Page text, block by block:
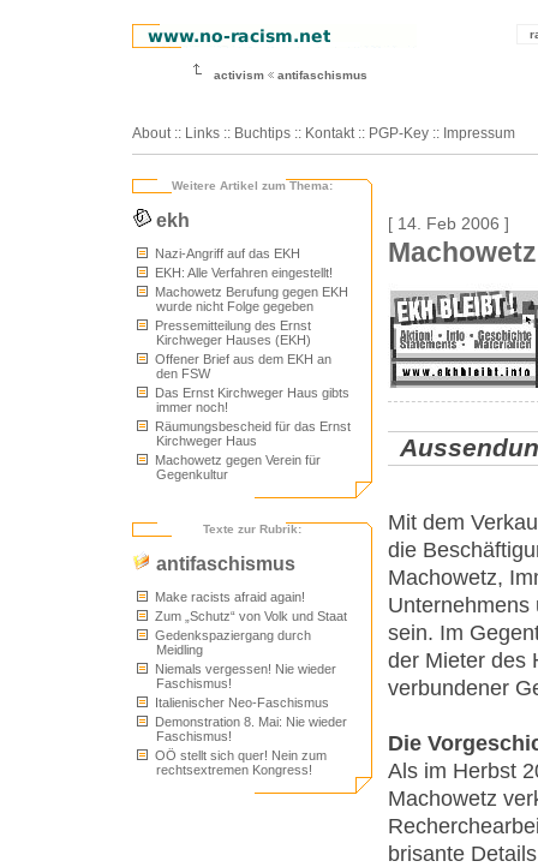
activism antifaschismus
About :: Links :: Buchtips :: Kontakt :: PGP-Key :: Impressum
Weitere Artikel zum Thema:
ekh
Nazi-Angriff auf das EKH
EKH: Alle Verfahren eingestellt!
Machowetz Berufung gegen EKH
wurde nicht Folge gegeben
Pressemitteilung des Ernst
Kirchweger Hauses (EKH)
Offener Brief aus dem EKH an
den FSW
Das Ernst Kirchweger Haus gibts
immer noch!
Räumungsbescheid für das Ernst
Kirchweger Haus
Machowetz gegen Verein für
Gegenkultur
Texte zur Rubrik:
antifaschismus
Make racists afraid again!
Zum „Schutz“ von Volk und Staat
Gedenkspaziergang durch
Meidling
Niemals vergessen! Nie wieder
Faschismus!
Italienischer Neo-Faschismus
Demonstration 8. Mai: Nie wieder
Faschismus!
OÖ stellt sich quer! Nein zum
rechtsextremen Kongress!
[ 14. Feb 2006 ]
Mit dem
die
Machowetz,
Unternehmens
sein. Im
der Mieter des
verbundener
Die
Als im Herbst
Machowetz
brisante